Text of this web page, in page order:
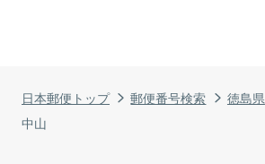
日本郵便トップ 郵便番号検索 徳島県
中山